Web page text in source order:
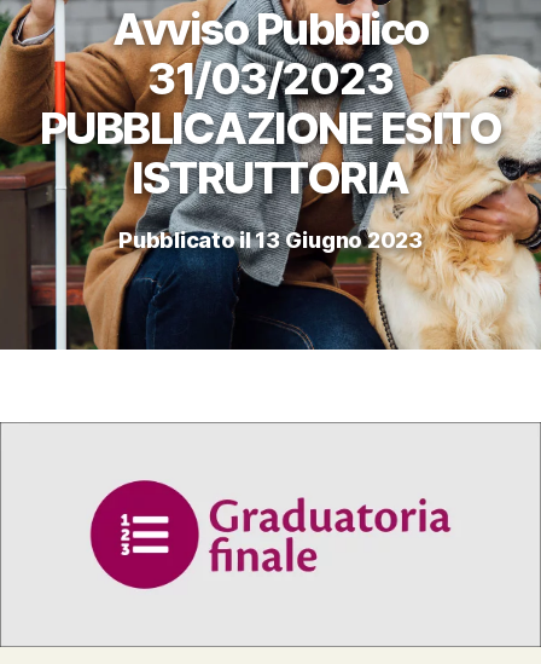
Avviso Pubblico
31/03/2023
PUBBLICAZIONE ESITO
ISTRUTTORIA
Pubblicato il 13 Giugno 2023